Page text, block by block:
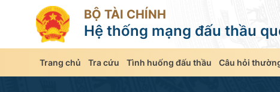
BỘ TÀI CHÍNH
Hệ thống mạng đấu thầu
Trang chủ Tra cứu Tình huống đấu thầu Câu hỏi